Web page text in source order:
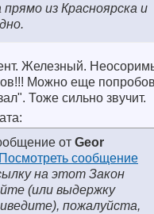
прямо из Красноярска и
Железный.
Можно еще
Тоже сильно звучит.
от Geor
на этот Закон
(или выдержку
пожалуйста,